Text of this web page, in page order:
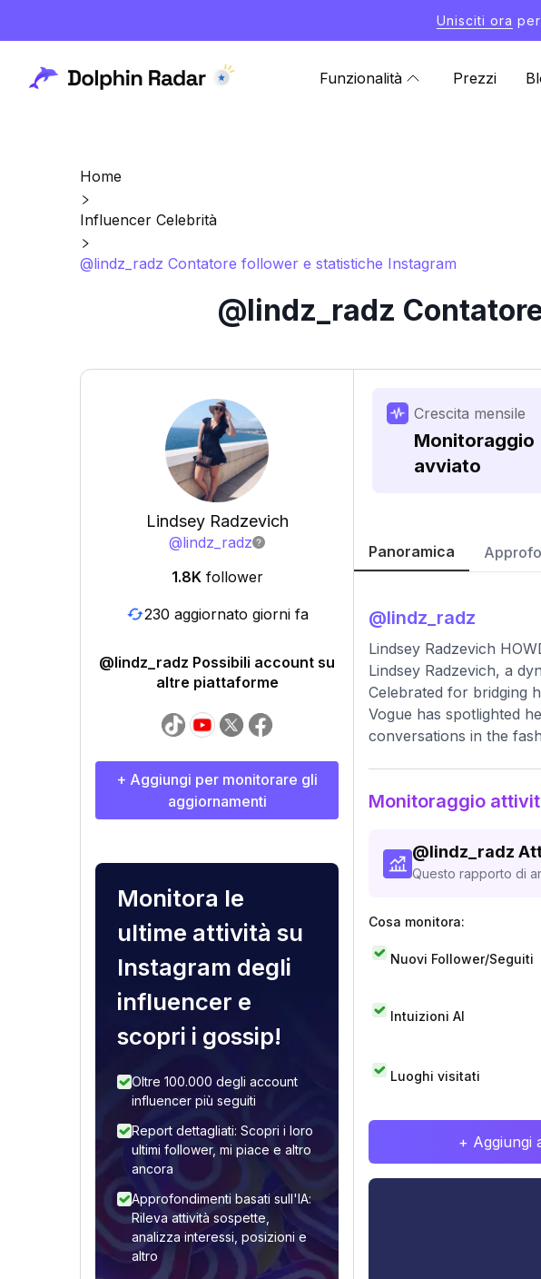
Unisciti ora
Funzionalità Prezzi
Home
Influencer Celebrità
@lindz_radz Contatore follower e statistiche Instagram
@lindz_radz
Lindsey Radzevich
@lindz_radz
1.8K follower
230 aggiornato giorni fa
@lindz_radz Possibili account su
altre piattaforme
+ Aggiungi per monitorare gli
aggiornamenti
Monitora le
ultime attività su
Instagram degli
influencer e
scopri i gossip!
Oltre 100.000 degli account
influencer più seguiti
Report dettagliati: Scopri i loro
ultimi follower, mi piace e altro
ancora
Approfondimenti basati sull'IA:
Rileva attività sospette,
analizza interessi, posizioni e
altro
Crescita mensile
Monitoraggio
avviato
Panoramica
@lindz_radz
Lindsey Radzevich
Lindsey Radzevich, a
Celebrated for bridging
Vogue has spotlighted
conversations in the
Monitoraggio
@lindz_radz
Questo rapporto di
Cosa monitora:
Nuovi Follower/Seguiti
Intuizioni AI
Luoghi visitati
+ Aggiungi